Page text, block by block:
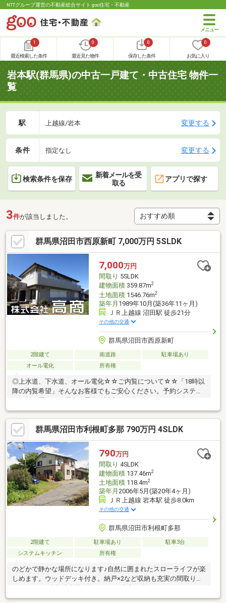
NTTグループ運営の不動産総合サイト goo住宅・不動産
1
最近検索した条件
0
最近見た物件
0
保存した条件
0
お気に入り
岩本駅(群馬県)の中古一戸建て・中古住宅 物件一
覧
駅 上越線/岩本 変更する
条件 指定なし 変更する
検索条件を保存
新着メールを受
取る
アプリで探す
3件が該当しました。
群馬県沼田市西原新町 7,000万円 5SLDK
7,000万円
間取り 5SLDK
建物面積359.87m2
土地面積1546.76m2
築年月 1989年10月(築36年11ヶ月)
ＪＲ上越線 沼田駅 徒歩21分
その他の交通
群馬県沼田市西原新町
2階建て 南道路
駐車場あり
オール電化
所有権
◎上水道、下水道、オール電化☆☆ご内覧について☆☆「18時以
降の内覧希望」そんなお客様でもご安心ください。予約システム
相談ください。◆現況：居住中◆計画道路：有◆建物構造：木・
鉄骨造かわらぶき2階建◆車庫面積：136.19㎡◆南側接道：10.6ｍ
～11.2ｍ群馬県沼田市利根町多那 790万円 4SLDK
790万円
間取り 4SLDK
建物面積137.46m2
土地面積118.4m2
築年月 2006年5月(築20年4ヶ月)
ＪＲ上越線 岩本駅 徒歩8.0km
その他の交通
群馬県沼田市利根町多那
2階建て 駐車場あり
駐車3台
システムキッチン
所有権
のどかで静かな場所になります♪自然に囲まれたスローライフが楽
しめます。ウッドデッキ付き。納戸×2など収納も充実の間取りに
━━━━━━━━━━━━━━━━━━━━ 伊勢崎発、群馬県